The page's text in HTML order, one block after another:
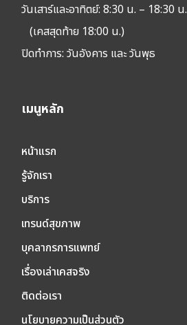
วันเสาร์และอาทิตย์: 8:30 น. – 18:30 น.
(เคสสุดท้าย 18:00 น.)
ปิดทำการ:วันอังคาร และ วันพุธ
เมนูหลัก
หน้าแรก
รู้จักเรา
บริการ
เทรนด์สุขภาพ
บุคลากรการแพทย์
เรื่องเล่าเคสจริง
ติดต่อเรา
นโยบายความเป็นส่วนตัว